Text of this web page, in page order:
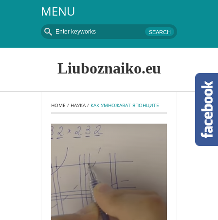
MENU
Liuboznaiko.eu
HOME / НАУКА / КАК УМНОЖАВАТ ЯПОНЦИТЕ